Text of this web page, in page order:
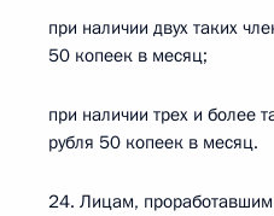
при наличии двух таких
50 копеек в месяц;
при наличии трех и более
рубля 50 копеек в месяц.
24. Лицам,